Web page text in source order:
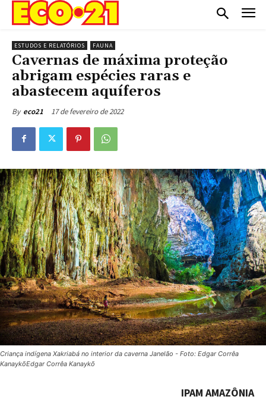
ESTUDOS E RELATÓRIOS FAUNA
Cavernas de máxima proteção
abrigam espécies raras e
abastecem aquíferos
By eco21 17 de fevereiro de 2022
Criança indígena Xakriabá no interior da caverna Janelão - Foto: Edgar Corrêa
KanaykõEdgar Corrêa Kanaykõ
IPAM AMAZÔNIA